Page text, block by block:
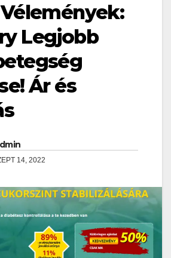
Legjobb
Ár és
14, 2022